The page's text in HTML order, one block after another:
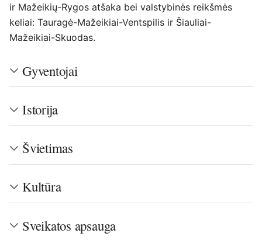
ir Mažeikių-Rygos atšaka bei valstybinės reikšmės
keliai: Tauragė-Mažeikiai-Ventspilis ir Šiauliai-
Mažeikiai-Skuodas.
Gyventojai
Istorija
Švietimas
Kultūra
Sveikatos apsauga